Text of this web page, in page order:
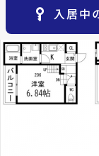
検索条件
閲覧履歴
マイホームを
ご購入の流れ
key_vertical 入居中